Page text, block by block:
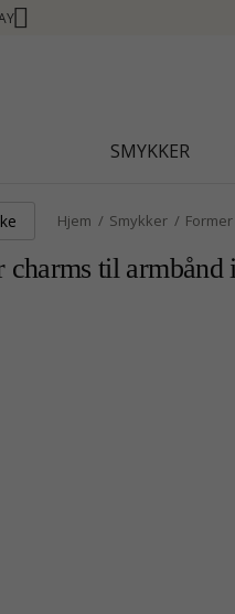
CLUB - TJEN POENG SE MER - KLIKK
SMYKKER
Hjem Smykker Former
charms til